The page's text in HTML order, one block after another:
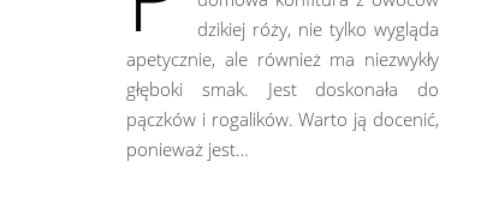
dzikiej róży, nie tylko wygląda
apetycznie, ale również ma niezwykły
głęboki smak. Jest doskonała do
pączków i rogalików. Warto ją docenić,
ponieważ jest…